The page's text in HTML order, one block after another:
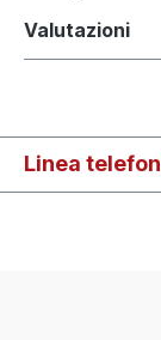
Valutazioni
Linea